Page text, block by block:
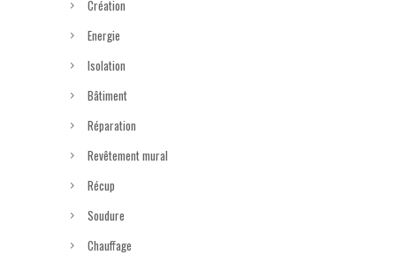
Création
Energie
Isolation
Bâtiment
Réparation
Revêtement mural
Récup
Soudure
Chauffage